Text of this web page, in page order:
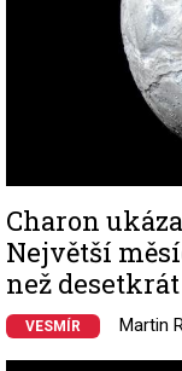
Charon
Největší
než
VESMÍR Martin